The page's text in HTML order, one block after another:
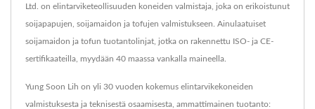
Ltd. on elintarviketeollisuuden koneiden valmistaja, joka on erikoistunut
soijapapujen, soijamaidon ja tofujen valmistukseen. Ainulaatuiset
soijamaidon ja tofun tuotantolinjat, jotka on rakennettu ISO- ja CE-
sertifikaateilla, myydään 40 maassa vankalla maineella.
Yung Soon Lih on yli 30 vuoden kokemus elintarvikekoneiden
valmistuksesta ja teknisestä osaamisesta, ammattimainen tuotanto: